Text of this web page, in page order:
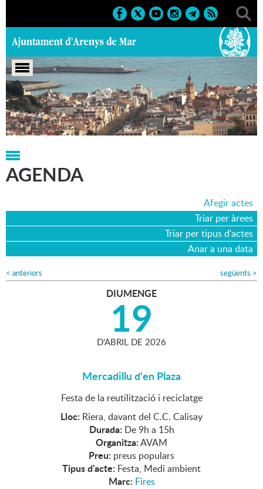
Portada > Agenda > 19-04-2026
AGENDA
Afegir actes
Triar per àrees
Triar per tipus d'actes
Anar a una data
< anteriors següents >
DIUMENGE
19
D'ABRIL DE 2026
Mercadillu d'en Plaza
Festa de la reutilització i reciclatge
Lloc: Riera, davant del C.C. Calisay
Durada: De 9h a 15h
Organitza:AVAM
Preu: preus populars
Tipus d'acte: Festa, Medi ambient
Marc: Fires